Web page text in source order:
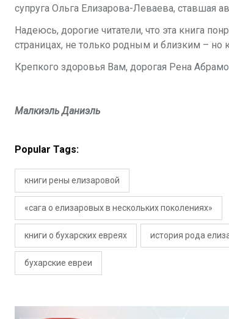
супруга Ольга Елизарова-Леваева, ставшая
Надеюсь, дорогие читатели, что эта книга
страницах, не только родным и близким – но
Крепкого здоровья Вам, дорогая Рена
Малкиэль Даниэль
Popular Tags:
книги рены елизаровой
«сага о елизаровых в нескольких поколениях»
книги о бухарских евреях история рода
бухарские евреи